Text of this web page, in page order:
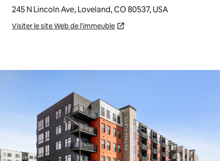
245 N Lincoln Ave, Loveland, CO 80537, USA
Visiter le site Web de l'immeuble